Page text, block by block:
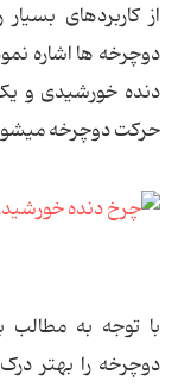
از کاربردهای
دوچرخه ‏ها اشاره
دنده خورشیدی و
حرکت دوچرخه
با توجه به
دوچرخه را بهتر